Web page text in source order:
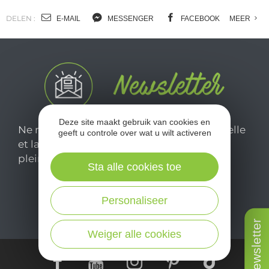
Newsletter
DELEN : E-MAIL MESSENGER FACEBOOK MEER
Ne manquez pas notre newsletter mensuelle
et laissez-vous inspirer pour profiter
pleinement de votre séjour en Aveyron.
Je m'abonne ici
Deze site maakt gebruik van cookies en
geeft u controle over wat u wilt activeren
Weiger alle cookies
Personaliseer
Sta alle cookies toe